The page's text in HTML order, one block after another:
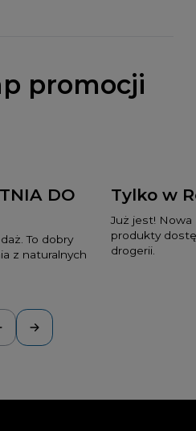
promocji
DO
To dobry
z naturalnych
Tylko w
Już jest!
produkty
drogerii.